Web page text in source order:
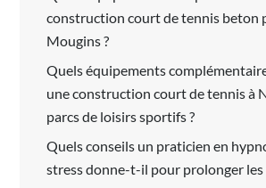
construction court de tennis beton
Mougins ?
Quels équipements
une construction court de tennis à
parcs de loisirs sportifs ?
Quels conseils un praticien en
stress donne-t-il pour prolonger les